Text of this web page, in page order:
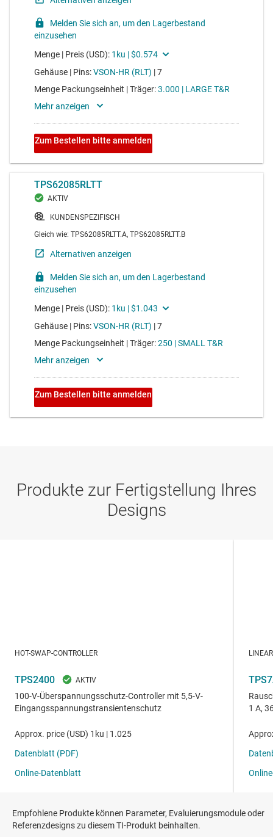
Empfohlene Produkte können Parameter, Evaluierungsmodule oder
Referenzdesigns zu diesem TI-Produkt beinhalten.